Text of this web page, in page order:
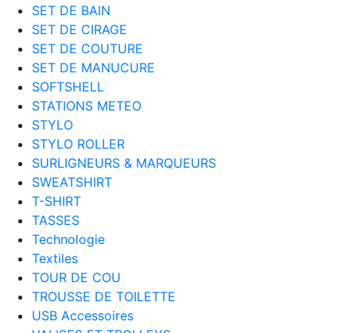
SET DE BAIN
SET DE CIRAGE
SET DE COUTURE
SET DE MANUCURE
SOFTSHELL
STATIONS METEO
STYLO
STYLO ROLLER
SURLIGNEURS & MARQUEURS
SWEATSHIRT
T-SHIRT
TASSES
Technologie
Textiles
TOUR DE COU
TROUSSE DE TOILETTE
USB Accessoires